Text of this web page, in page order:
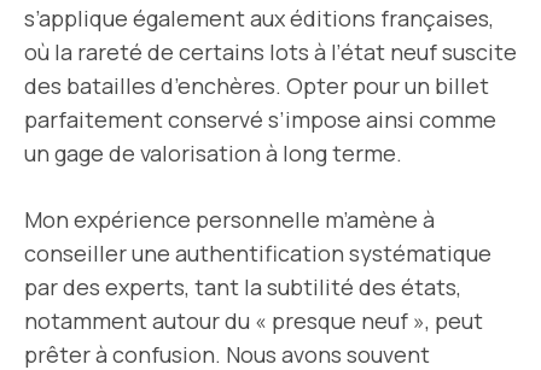
s’applique également aux éditions françaises,
où la rareté de certains lots à l’état neuf suscite
des batailles d’enchères. Opter pour un billet
parfaitement conservé s’impose ainsi comme
un gage de valorisation à long terme.
Mon expérience personnelle m’amène à
conseiller une authentification systématique
par des experts, tant la subtilité des états,
notamment autour du « presque neuf », peut
prêter à confusion. Nous avons souvent